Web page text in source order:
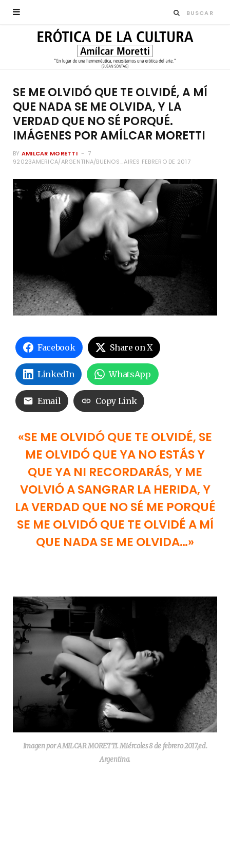
SE ME OLVIDÓ QUE TE OLVIDÉ, A MÍ
QUE NADA SE ME OLVIDA, Y LA
VERDAD QUE NO SÉ PORQUÉ.
IMÁGENES POR AMÍLCAR MORETTI
BY AMILCAR MORETTI
7
92023AMERICA/ARGENTINA/BUENOS_AIRES FEBRERO DE 2017
Facebook Share on X
LinkedIn WhatsApp
Email Copy Link
«SE ME OLVIDÓ QUE TE OLVIDÉ, SE
ME OLVIDÓ QUE YA NO ESTÁS Y
QUE YA NI RECORDARÁS, Y ME
VOLVIÓ A SANGRAR LA HERIDA, Y
LA VERDAD QUE NO SÉ ME PORQUÉ
SE ME OLVIDÓ QUE TE OLVIDÉ A MÍ
QUE NADA SE ME OLVIDA…»
Imagen por AMILCAR MORETTI. Miércoles 8 de febrero 2017,ed.
Argentina.